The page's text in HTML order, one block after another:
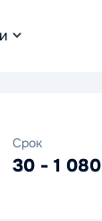
Срок
30 - 1 080